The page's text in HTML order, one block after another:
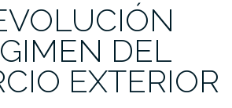
DEL
EXTERIOR